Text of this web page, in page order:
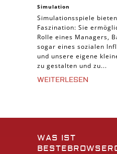
Simulation
Simulationsspiele
Faszination: Sie
Rolle eines Managers,
sogar eines sozialen
und unsere eigene
zu gestalten und zu...
WEITERLESEN
WAS IST